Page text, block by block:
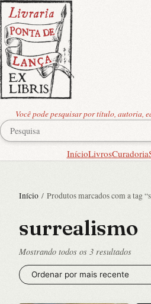
Você pode pesquisar por título, autoria,
InícioLivrosCuradoria
Início / Produtos marcados com a tag
surrealismo
Mostrando todos os 3 resultados
por